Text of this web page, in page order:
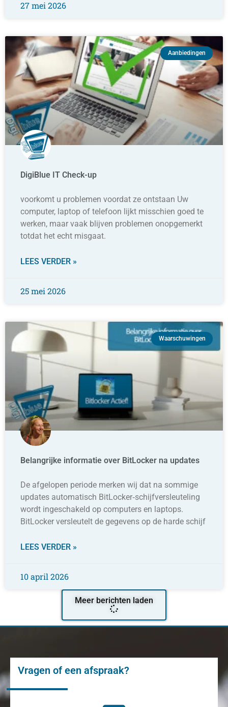
27 mei 2026
Aanbiedingen
DigiBlue IT Check-up
voorkomt u problemen voordat ze ontstaan Uw
computer, laptop of telefoon lijkt misschien goed te
werken, maar vaak blijven problemen onopgemerkt
totdat het echt misgaat.
LEES VERDER »
25 mei 2026
Waarschuwingen
Belangrijke informatie over BitLocker na updates
De afgelopen periode merken wij dat na sommige
updates automatisch BitLocker‑schijfversleuteling
wordt ingeschakeld op computers en laptops.
BitLocker versleutelt de gegevens op de harde schijf
LEES VERDER »
10 april 2026
Meer berichten laden
Vragen of een afspraak?